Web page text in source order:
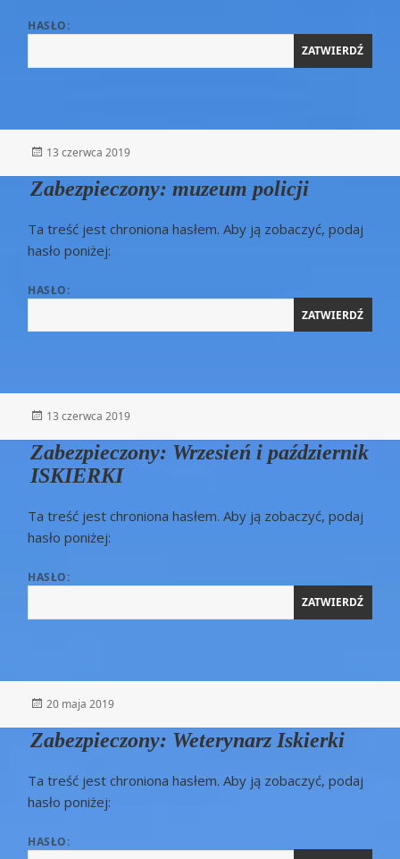
HASŁO:
Opublikowano
13 czerwca 2019
Zabezpieczony: muzeum policji
Ta treść jest chroniona hasłem. Aby ją zobaczyć, podaj
hasło poniżej:
HASŁO:
Opublikowano
13 czerwca 2019
Zabezpieczony: Wrzesień i październik
ISKIERKI
Ta treść jest chroniona hasłem. Aby ją zobaczyć, podaj
hasło poniżej:
HASŁO:
Opublikowano
20 maja 2019
Zabezpieczony: Weterynarz Iskierki
Ta treść jest chroniona hasłem. Aby ją zobaczyć, podaj
hasło poniżej:
HASŁO: